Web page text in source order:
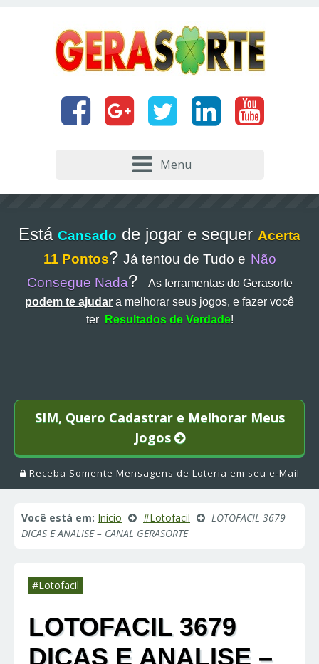
Menu
Está Cansado de jogar e sequer Acerta
11 Pontos? Já tentou de Tudo e Não
Consegue Nada?
As ferramentas do Gerasorte
podem te ajudar a melhorar seus jogos, e fazer você
ter
Resultados de Verdade!
SIM, Quero Cadastrar e Melhorar Meus
Jogos
Receba Somente Mensagens de Loteria em seu e-Mail
Você está em: Início #Lotofacil
LOTOFACIL 3679
DICAS E ANALISE – CANAL GERASORTE
#Lotofacil
LOTOFACIL 3679
DICAS E ANALISE –